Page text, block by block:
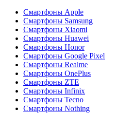
Смартфоны Apple
Смартфоны Samsung
Смартфоны Xiaomi
Смартфоны Huawei
Смартфоны Honor
Смартфоны Google Pixel
Смартфоны Realme
Смартфоны OnePlus
Смартфоны ZTE
Смартфоны Infinix
Смартфоны Tecno
Смартфоны Nothing